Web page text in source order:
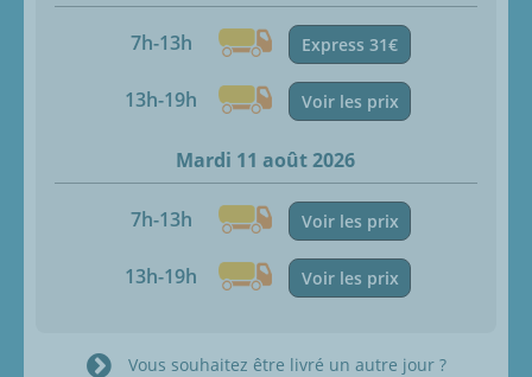
7h-13h Express 31€
13h-19h Voir les prix
Mardi 11 août 2026
7h-13h Voir les prix
13h-19h Voir les prix
Vous souhaitez être livré un autre jour ?